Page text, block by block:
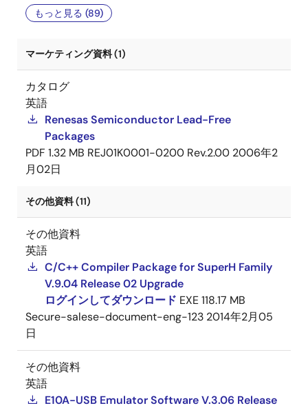
もっと見る (89)
マーケティング資料 (1)
カタログ
英語
Renesas Semiconductor Lead-Free
Packages
PDF 1.32 MB REJ01K0001-0200 Rev.2.00 2006年2
月02日
その他資料 (11)
その他資料
英語
C/C++ Compiler Package for SuperH Family
V.9.04 Release 02 Upgrade
ログインしてダウンロード EXE118.17 MB
Secure-salese-document-eng-123 2014年2月05
日
その他資料
英語
E10A-USB Emulator Software V.3.06 Release